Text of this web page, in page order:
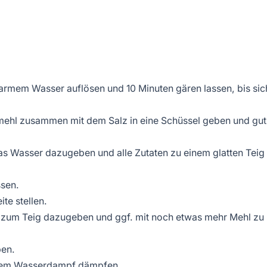
Wasser auflösen und 10 Minuten gären lassen, bis
zusammen mit dem Salz in eine Schüssel geben und gut
Wasser dazugeben und alle Zutaten zu einem glatten Teig
stellen.
Teig dazugeben und ggf. mit noch etwas mehr Mehl zu